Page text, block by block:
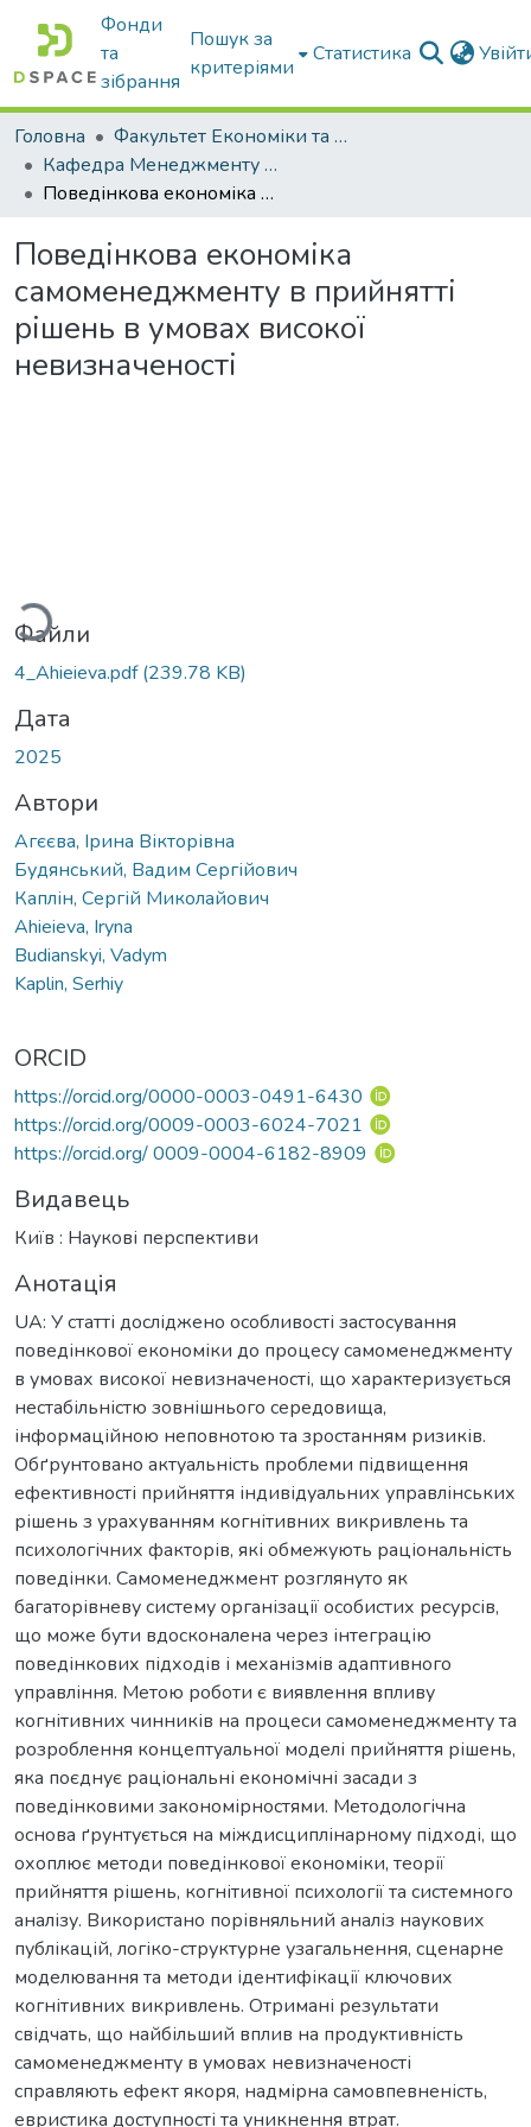
Фонди
та
зібрання
Пошук за
критеріями
Статистика
Головна
Факультет Економіки та бізнесу
Кафедра Менеджменту та публічного адміністрування
Поведінкова економіка самоменеджменту в прийнятті рішень в умовах високої невизначеності
Поведінкова економіка
самоменеджменту в прийнятті
рішень в умовах високої
невизначеності
Вантажиться...
Файли
4_Ahieieva.pdf(239.78 KB)
Дата
2025
Автори
Агєєва, Ірина Вікторівна
Будянський, Вадим Сергійович
Каплін, Сергій Миколайович
Ahieieva, Iryna
Budianskyi, Vadym
Kaplin, Serhiy
ORCID
https://orcid.org/0000-0003-0491-6430
https://orcid.org/0009-0003-6024-7021
https://orcid.org/ 0009-0004-6182-8909
Видавець
Київ : Наукові перспективи
Анотація
UA: У статті досліджено особливості застосування
поведінкової економіки до процесу самоменеджменту
в умовах високої невизначеності, що характеризується
нестабільністю зовнішнього середовища,
інформаційною неповнотою та зростанням ризиків.
Обґрунтовано актуальність проблеми підвищення
ефективності прийняття індивідуальних управлінських
рішень з урахуванням когнітивних викривлень та
психологічних факторів, які обмежують раціональність
поведінки. Самоменеджмент розглянуто як
багаторівневу систему організації особистих ресурсів,
що може бути вдосконалена через інтеграцію
поведінкових підходів і механізмів адаптивного
управління. Метою роботи є виявлення впливу
когнітивних чинників на процеси самоменеджменту та
розроблення концептуальної моделі прийняття рішень,
яка поєднує раціональні економічні засади з
поведінковими закономірностями. Методологічна
основа ґрунтується на міждисциплінарному підході, що
охоплює методи поведінкової економіки, теорії
прийняття рішень, когнітивної психології та системного
аналізу. Використано порівняльний аналіз наукових
публікацій, логіко-структурне узагальнення, сценарне
моделювання та методи ідентифікації ключових
когнітивних викривлень. Отримані результати
свідчать, що найбільший вплив на продуктивність
самоменеджменту в умовах невизначеності
справляють ефект якоря, надмірна самовпевненість,
евристика доступності та уникнення втрат.